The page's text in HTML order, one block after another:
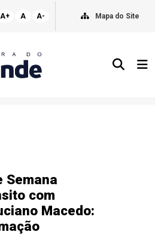
A+ A A- Mapa do Site
Semana
com
Macedo: